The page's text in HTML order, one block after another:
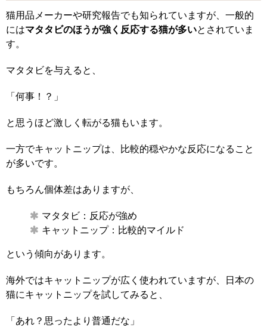
猫用品メーカーや研究報告でも知られていますが、一般的
にはマタタビのほうが強く反応する猫が多いとされていま
す。
マタタビを与えると、
「何事！？」
と思うほど激しく転がる猫もいます。
一方でキャットニップは、比較的穏やかな反応になること
が多いです。
もちろん個体差はありますが、
マタタビ：反応が強め
キャットニップ：比較的マイルド
という傾向があります。
海外ではキャットニップが広く使われていますが、日本の
猫にキャットニップを試してみると、
「あれ？思ったより普通だな」